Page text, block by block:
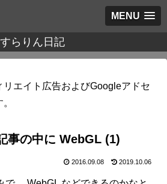
MENU
すらりん日記
エイト広告およびGoogleアドセ
事の中に WebGL (1)
2016.09.08 2019.10.06